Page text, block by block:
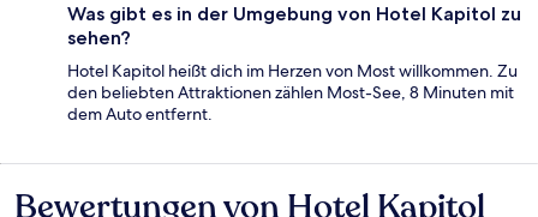
Was gibt es in der Umgebung von Hotel Kapitol zu
sehen?
Hotel Kapitol heißt dich im Herzen von Most willkommen. Zu
den beliebten Attraktionen zählen Most-See, 8 Minuten mit
dem Auto entfernt.
Bewertungen
Bewertungen von Hotel Kapitol